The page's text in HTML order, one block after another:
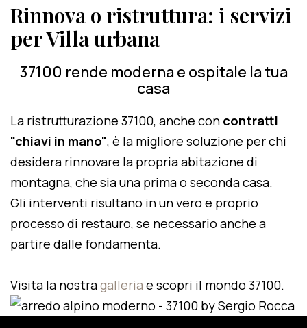
Rinnova o ristruttura: i servizi
per Villa urbana
37100 rende moderna e ospitale la tua
casa
La ristrutturazione 37100, anche con contratti
"chiavi in mano", è la migliore soluzione per chi
desidera rinnovare la propria abitazione di
montagna, che sia una prima o seconda casa.
Gli interventi risultano in un vero e proprio
processo di restauro, se necessario anche a
partire dalle fondamenta.
Visita la nostragalleria e scopri il mondo 37100.